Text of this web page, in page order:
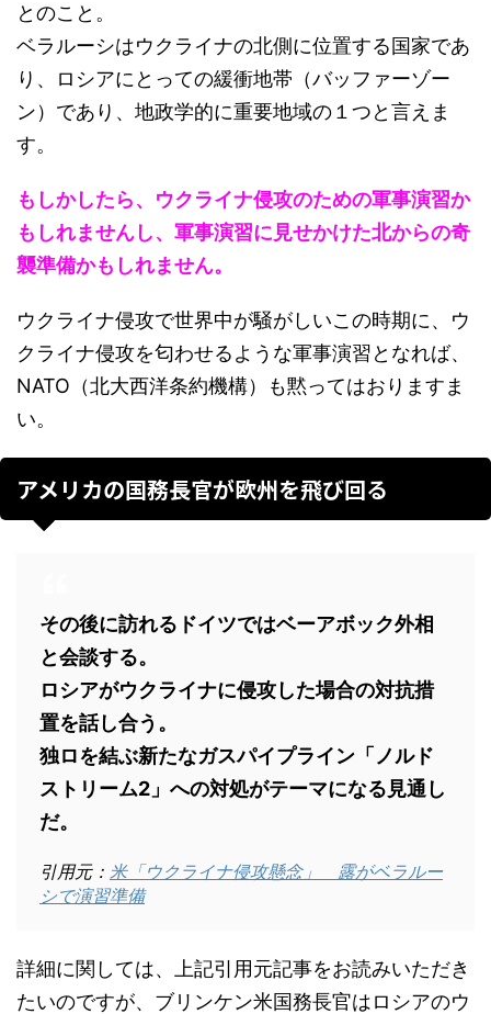
とのこと。
ベラルーシはウクライナの北側に位置する国家であ
り、ロシアにとっての緩衝地帯（バッファーゾー
ン）であり、地政学的に重要地域の１つと言えま
す。
もしかしたら、ウクライナ侵攻のための軍事演習か
もしれませんし、軍事演習に見せかけた北からの奇
襲準備かもしれません。
ウクライナ侵攻で世界中が騒がしいこの時期に、ウ
クライナ侵攻を匂わせるような軍事演習となれば、
NATO（北大西洋条約機構）も黙ってはおりますま
い。
アメリカの国務長官が欧州を飛び回る
その後に訪れるドイツではベーアボック外相
と会談する。
ロシアがウクライナに侵攻した場合の対抗措
置を話し合う。
独ロを結ぶ新たなガスパイプライン「ノルド
ストリーム2」への対処がテーマになる見通し
だ。
引用元： 米「ウクライナ侵攻懸念」 露がベラルー
シで演習準備
詳細に関しては、上記引用元記事をお読みいただき
たいのですが、ブリンケン米国務長官はロシアのウ